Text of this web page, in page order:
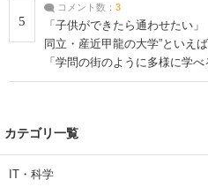
5
コメント数： 3
「子供ができたら通わせたい
同立・産近甲龍の大学”とい
「学問の街のように多様に学
| 大学 ねとらぼリサーチ
カテゴリ一覧
IT・科学